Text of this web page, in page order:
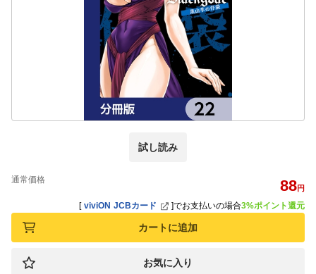
試し読み
通常価格 88円
[ viviON JCBカード ]でお支払いの場合3%ポイント還元
カートに追加
お気に入り